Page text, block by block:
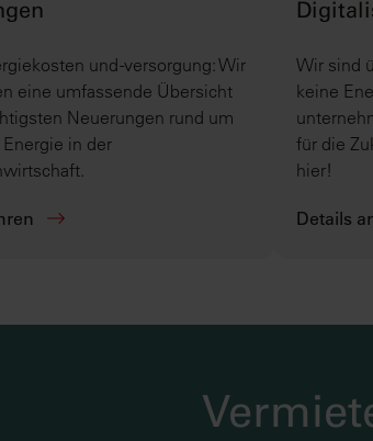
und -versorgung: Wir
eine umfassende Übersicht
Neuerungen rund um
Energie in der
Wir sind
keine
für die
hier!
Details